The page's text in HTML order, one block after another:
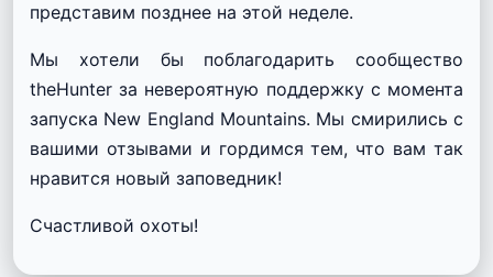
представим позднее на этой неделе.
Мы хотели бы поблагодарить сообщество
theHunter за невероятную поддержку с момента
запуска New England Mountains. Мы смирились с
вашими отзывами и гордимся тем, что вам так
нравится новый заповедник!
Счастливой охоты!